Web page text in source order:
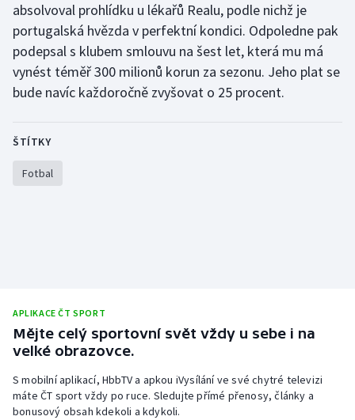
Motorsport
Olympijské hry
Parasport
Plavání
Plážový volejbal
Short track
Stolní tenis
absolvoval prohlídku u lékařů Realu, podle nichž je
portugalská hvězda v perfektní kondici. Odpoledne pak
podepsal s klubem smlouvu na šest let, která mu má
vynést téměř 300 milionů korun za sezonu. Jeho plat se
bude navíc každoročně zvyšovat o 25 procent.
ŠTÍTKY
Fotbal
APLIKACE ČT SPORT
Mějte celý sportovní svět vždy u sebe i na
velké obrazovce.
S mobilní aplikací, HbbTV a apkou iVysílání ve své chytré televizi
máte ČT sport vždy po ruce. Sledujte přímé přenosy, články a
bonusový obsah kdekoli a kdykoli.